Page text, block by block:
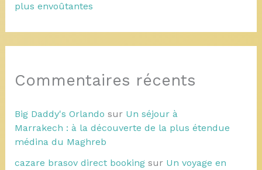
plus envoûtantes
Commentaires récents
Big Daddy's Orlando sur Un séjour à
Marrakech : à la découverte de la plus étendue
médina du Maghreb
cazare brasov direct bookingsur Un voyage en